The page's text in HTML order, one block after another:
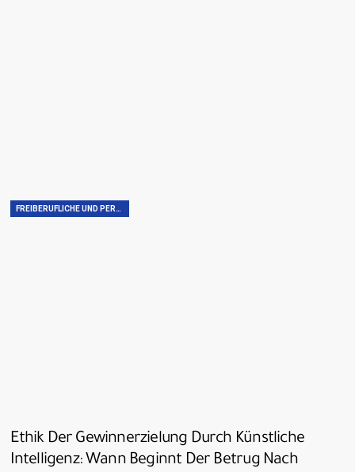
FREIBERUFLICHE UND PERSÖNLICHE FÄHIGKEITEN
Ethik Der Gewinnerzielung Durch Künstliche
Intelligenz: Wann Beginnt Der Betrug Nach